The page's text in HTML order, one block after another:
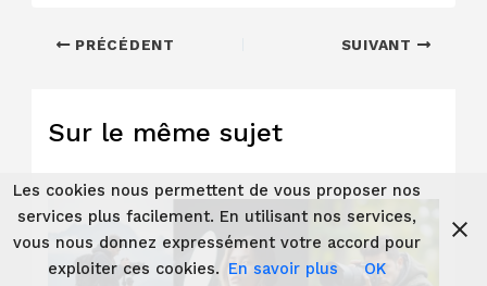
PRÉCÉDENT SUIVANT
Sur le même sujet
Les cookies nous permettent de vous proposer nos
services plus facilement. En utilisant nos services,
vous nous donnez expressément votre accord pour
exploiter ces cookies. En savoir plus OK